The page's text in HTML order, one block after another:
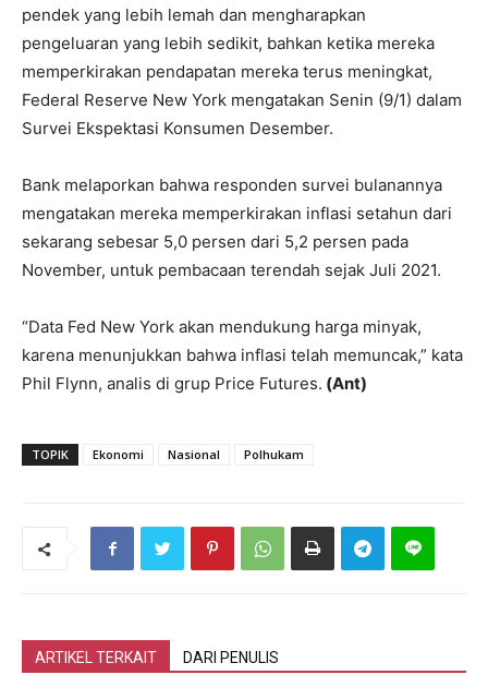
pendek yang lebih lemah dan mengharapkan
pengeluaran yang lebih sedikit, bahkan ketika mereka
memperkirakan pendapatan mereka terus meningkat,
Federal Reserve New York mengatakan Senin (9/1) dalam
Survei Ekspektasi Konsumen Desember.
Bank melaporkan bahwa responden survei bulanannya
mengatakan mereka memperkirakan inflasi setahun dari
sekarang sebesar 5,0 persen dari 5,2 persen pada
November, untuk pembacaan terendah sejak Juli 2021.
“Data Fed New York akan mendukung harga minyak,
karena menunjukkan bahwa inflasi telah memuncak,” kata
Phil Flynn, analis di grup Price Futures. (Ant)
TOPIK Ekonomi Nasional Polhukam
ARTIKEL TERKAIT DARI PENULIS